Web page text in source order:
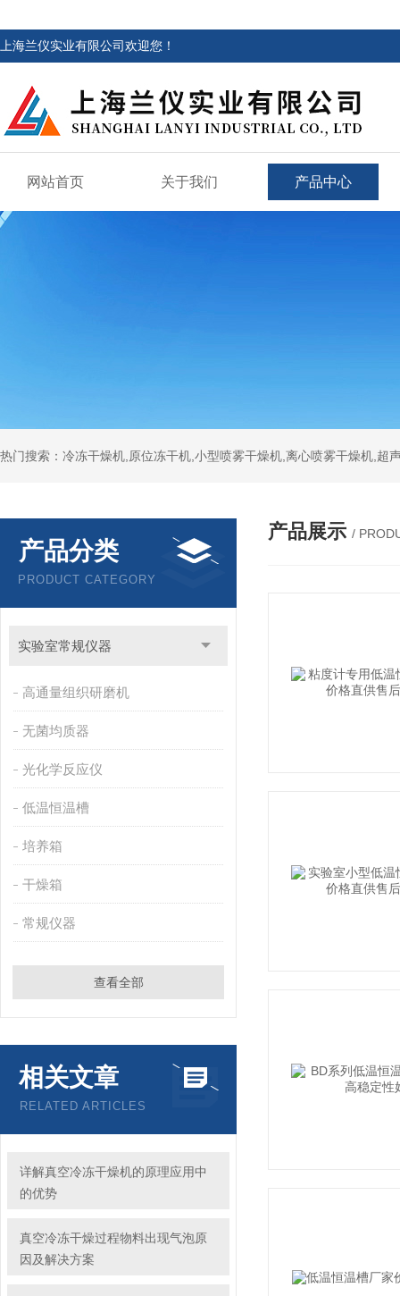
上海兰仪实业有限公司欢迎您！
网站首页 关于我们 产品中心
热门搜索：冷冻干燥机,原位冻干机,小型喷雾干燥机,离心喷雾干燥机,超
产品分类
PRODUCT CATEGORY
实验室常规仪器
高通量组织研磨机
无菌均质器
光化学反应仪
低温恒温槽
培养箱
干燥箱
常规仪器
查看全部
相关文章
RELATED ARTICLES
详解真空冷冻干燥机的原理应用中
的优势
真空冷冻干燥过程物料出现气泡原
因及解决方案
产品展示 /